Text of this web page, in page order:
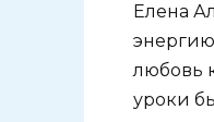
Елена
любовь
уроки